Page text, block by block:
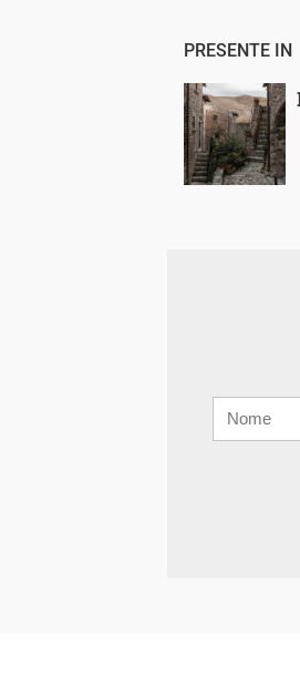
PRESENTE IN
mail